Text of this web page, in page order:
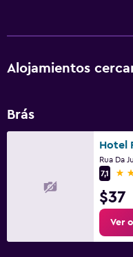
Alojamientos
Brás
Rua Da
7,1
3
$37
Ver